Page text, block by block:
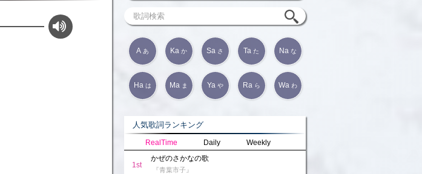
A あ Ka か Sa さ Ta た Na な
Ha は Ma ま Ya や Ra ら Wa わ
人気歌詞ランキング
RealTime Daily Weekly
1st
かぜのさかなの歌
『青葉市子』